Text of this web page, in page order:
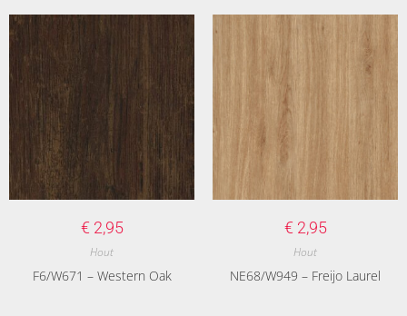
€ 2,95
Hout
F6/W671 – Western Oak
€ 2,95
Hout
NE68/W949 – Freijo Laurel